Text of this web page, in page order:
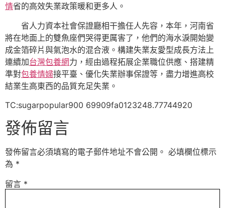
情省的高效失業政策暖和更多人。
省人力資本社會保證廳相干擔任人先容，本年，河南省
將在地面上的雙魚座們哭得更厲害了，他們的海水淚開始變
成金箔碎片與氣泡水的混合液。構建失業友愛型成長方法上
連續加台灣包養網力，經由過程拓展企業職位供應、搭建精
準對包養情婦接平臺、優化失業辦事保證等，盡力增進高校
結業生高東西的品質充足失業。
TC:sugarpopular900 69909fa0123248.77744920
發佈留言
發佈留言必須填寫的電子郵件地址不會公開。 必填欄位標示
為 *
留言 *